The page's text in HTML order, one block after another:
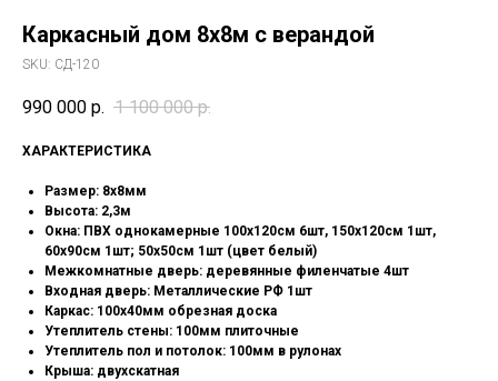
Каркасный дом 8х8м с верандой
SKU: СД-120
990 000 р. 1 100 000 р.
XAРАКТЕРИСТИКА
Размер: 8х8мм
Высота: 2,3м
Окна: ПВХ однокамерные 100х120см 6шт, 150х120см 1шт,
60х90см 1шт; 50х50см 1шт (цвет белый)
Межкомнатные дверь: деревянные филенчатые 4шт
Входная дверь: Металлические РФ 1шт
Каркас: 100х40мм обрезная доска
Утеплитель стены: 100мм плиточные
Утеплитель пол и потолок: 100мм в рулонах
Крыша: двухскатная